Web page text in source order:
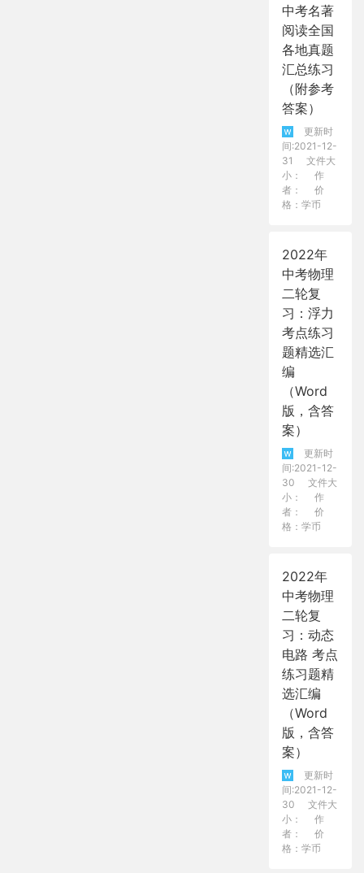
中考名著
阅读全国
各地真题
汇总练习
（附参考
答案）
更新时
间:2021-12-
31
文件大
小：
作
者：
价
格：学币
2022年
中考物理
二轮复
习：浮力
考点练习
题精选汇
编
（Word
版，含答
案）
更新时
间:2021-12-
30
文件大
小：
作
者：
价
格：学币
2022年
中考物理
二轮复
习：动态
电路 考点
练习题精
选汇编
（Word
版，含答
案）
更新时
间:2021-12-
30
文件大
小：
作
者：
价
格：学币